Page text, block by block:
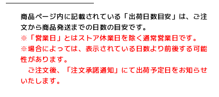
商品ページ内に記載されている「出荷日数目安」は、ご注
文から商品発送までの日数の目安です。
※「営業日」とはストア休業日を除く通常営業日です。
※場合によっては、表示されている日数より前後する可能
性があります。
ご注文後、「注文承諾通知」にて出荷予定日をお知らせ
いたします。